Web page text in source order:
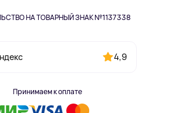
НА ТОВАРНЫЙ ЗНАК №1137338
4,9
Принимаем к оплате